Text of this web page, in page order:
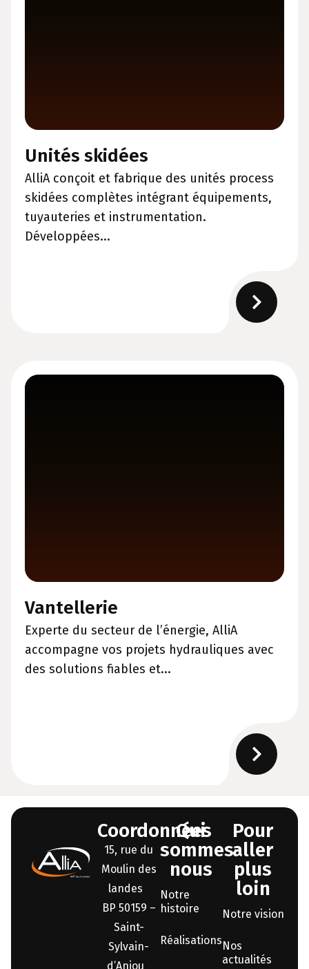
Unités skidées
AlliA conçoit et fabrique des unités process
skidées complètes intégrant équipements,
tuyauteries et instrumentation.
Développées...
Vantellerie
Experte du secteur de l’énergie, AlliA
accompagne vos projets hydrauliques avec
des solutions fiables et...
Coordonnées
15, rue du
Moulin des
landes
BP 50159 –
Saint-
Sylvain-
d’Anjou
Qui
sommes-
nous
Notre
histoire
Réalisations
Pour
aller
plus
loin
Notre vision
Nos
actualités